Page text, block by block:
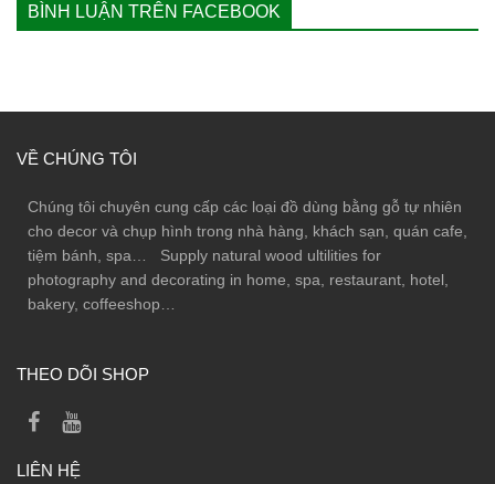
BÌNH LUẬN TRÊN FACEBOOK
VỀ CHÚNG TÔI
Chúng tôi chuyên cung cấp các loại đồ dùng bằng gỗ tự nhiên
cho decor và chụp hình trong nhà hàng, khách sạn, quán cafe,
tiệm bánh, spa… Supply natural wood ultilities for
photography and decorating in home, spa, restaurant, hotel,
bakery, coffeeshop…
THEO DÕI SHOP
LIÊN HỆ